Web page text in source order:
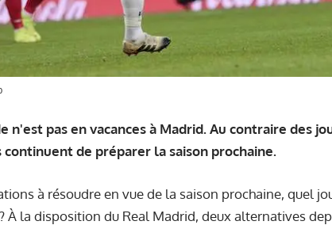
n'est pas en vacances à Madrid. Au contraire des
de préparer la saison prochaine.
à résoudre en vue de la saison prochaine, quel
À la disposition du Real Madrid, deux alternatives